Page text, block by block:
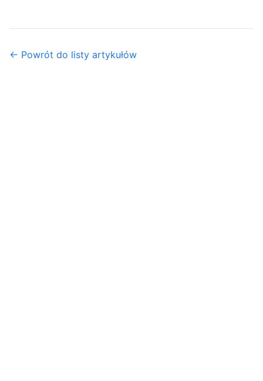
← Powrót do listy artykułów